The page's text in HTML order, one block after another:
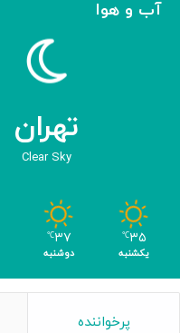
ی
آب و هوا
تهران
Clear Sky
۳۵℃
یکشنبه
۳۷℃
دوشنبه
پرخواننده